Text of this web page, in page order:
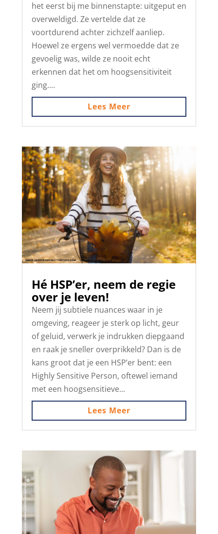
het eerst bij me binnenstapte: uitgeput en
overweldigd. Ze vertelde dat ze
voortdurend achter zichzelf aanliep.
Hoewel ze ergens wel vermoedde dat ze
gevoelig was, wilde ze nooit echt
erkennen dat het om hoogsensitiviteit
ging....
Lees Meer
Hé HSP’er, neem de regie
over je leven!
Neem jij subtiele nuances waar in je
omgeving, reageer je sterk op licht, geur
of geluid, verwerk je indrukken diepgaand
en raak je sneller overprikkeld? Dan is de
kans groot dat je een HSP’er bent: een
Highly Sensitive Person, oftewel iemand
met een hoogsensitieve...
Lees Meer